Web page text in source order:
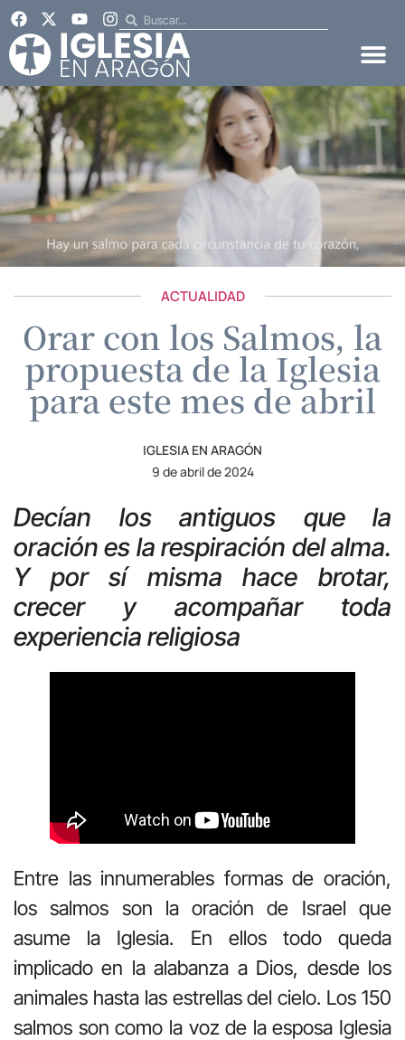
ACTUALIDAD
Orar con los Salmos, la
propuesta de la Iglesia
para este mes de abril
IGLESIA EN ARAGÓN
9 de abril de 2024
Decían los antiguos que la
oración es la respiración del alma.
Y por sí misma hace brotar,
crecer y acompañar toda
experiencia religiosa
Entre las innumerables formas de oración,
los salmos son la oración de Israel que
asume la Iglesia. En ellos todo queda
implicado en la alabanza a Dios, desde los
animales hasta las estrellas del cielo. Los 150
salmos son como la voz de la esposa Iglesia